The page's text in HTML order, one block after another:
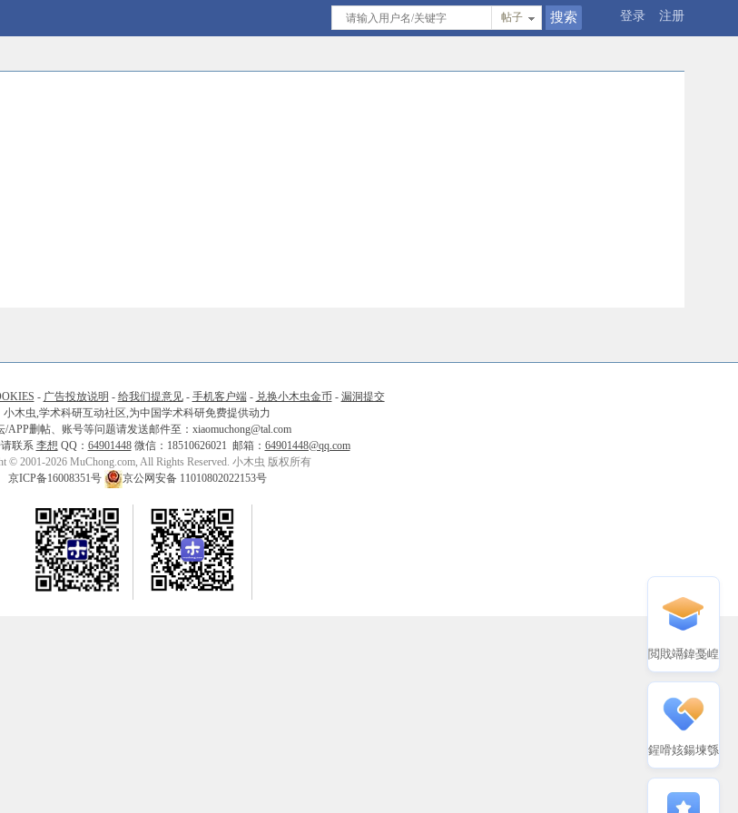
登录 注册
帖子
- 广告投放说明 - 给我们提意见- 手机客户端- 兑换小木虫金币 - 漏洞提交
小木虫,学术科研互动社区,为中国学术科研免费提供动力
/APP删帖、账号等问题请发送邮件至：xiaomuchong@tal.com
联系 李想 QQ： 64901448微信：18510626021 邮箱： 64901448@qq.com
© 2001-2026 MuChong.com, All Rights Reserved. 小木虫 版权所有
京ICP备16008351号
京公网安备 11010802022153号
閲戝竵鍏戞崲
鍟嗗姟鍚堜綔